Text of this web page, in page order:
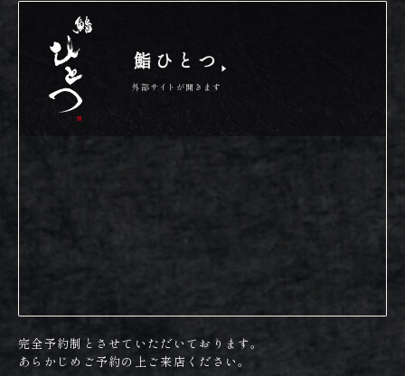
鮨ひとつ
外部サイトが開きます
完全予約制とさせていただいております。
あらかじめご予約の上ご来店ください。